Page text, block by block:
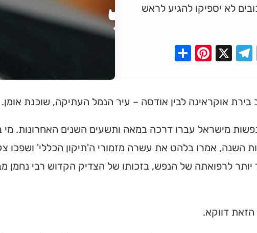
לא יספיקו להגיע לראש
Print
Telegram
X
Pinterest
בירת אוקראינה לבין אודסה – עיר הנמל העתיקה, שוכנת אומן.
מישראל עברו דרכה במאה ותשעים השנים האחרונות.
השנה, אמרו בלהט את עשרה מזמורי ה'תיקון הכללי' ושפכו
יותר לרפואתה של הנפש, בזכותו של הצדיק הקדוש רבי נחמן
דווקא.